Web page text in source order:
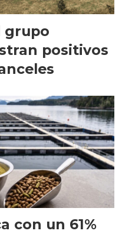
grupo
positivos
con un 61%